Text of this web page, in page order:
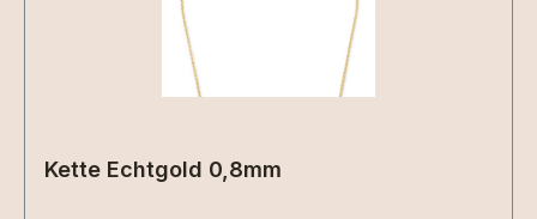
Kette Echtgold 0,8mm